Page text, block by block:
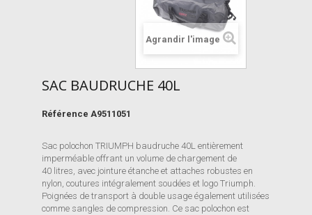
Agrandir l'image
SAC BAUDRUCHE 40L
Référence A9511051
Sac polochon TRIUMPH baudruche 40L entièrement
imperméable offrant un volume de chargement de
40 litres, avec jointure étanche et attaches robustes en
nylon, coutures intégralement soudées et logo Triumph.
Poignées de transport à double usage également utilisées
comme sangles de compression. Ce sac polochon est